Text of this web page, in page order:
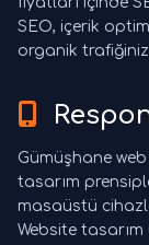
SEO, içerik
organik
Gümüşhane
tasarım
masaüstü
Website